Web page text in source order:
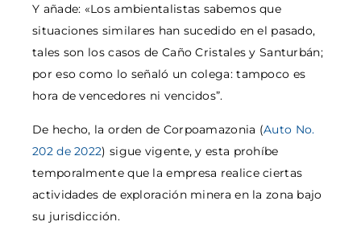
Y añade: «Los ambientalistas sabemos que
situaciones similares han sucedido en el pasado,
tales son los casos de Caño Cristales y Santurbán;
por eso como lo señaló un colega: tampoco es
hora de vencedores ni vencidos”.
De hecho, la orden de Corpoamazonia (Auto No.
202 de 2022) sigue vigente, y esta prohíbe
temporalmente que la empresa realice ciertas
actividades de exploración minera en la zona bajo
su jurisdicción.